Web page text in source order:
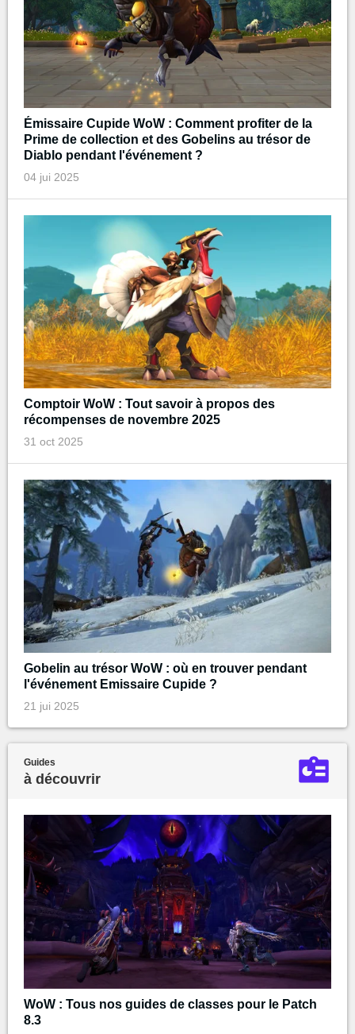
Émissaire Cupide WoW : Comment profiter de la
Prime de collection et des Gobelins au trésor de
Diablo pendant l'événement ?
04 jui 2025
Comptoir WoW : Tout savoir à propos des
récompenses de novembre 2025
31 oct 2025
Gobelin au trésor WoW : où en trouver pendant
l'événement Emissaire Cupide ?
21 jui 2025
Guides
à découvrir
WoW : Tous nos guides de classes pour le Patch
8.3